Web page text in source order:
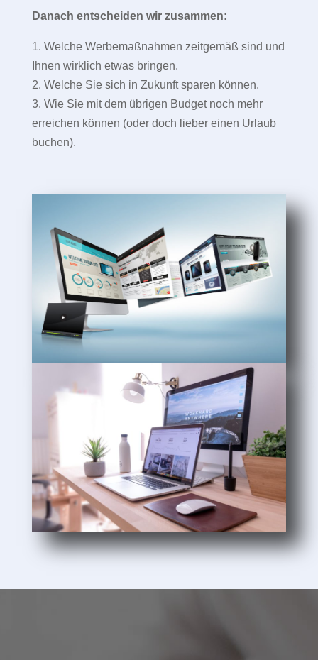
Danach entscheiden wir zusammen:
1. Welche Werbemaßnahmen zeitgemäß sind und
Ihnen wirklich etwas bringen.
2. Welche Sie sich in Zukunft sparen können.
3. Wie Sie mit dem übrigen Budget noch mehr
erreichen können (oder doch lieber einen Urlaub
buchen).